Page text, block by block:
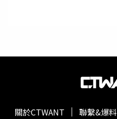
關於CTWANT 聯繫&爆料